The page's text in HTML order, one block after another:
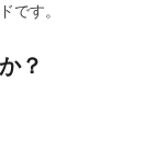
です。
？